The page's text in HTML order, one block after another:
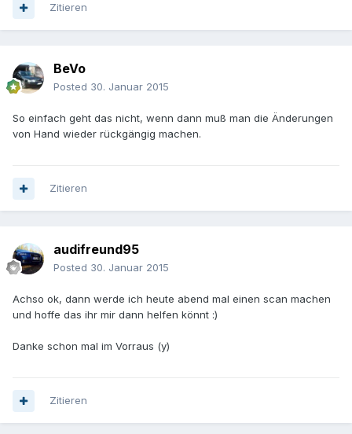
Zitieren
BeVo
Posted 30. Januar 2015
So einfach geht das nicht, wenn dann muß man die Änderungen
von Hand wieder rückgängig machen.
Zitieren
audifreund95
Posted 30. Januar 2015
Achso ok, dann werde ich heute abend mal einen scan machen
und hoffe das ihr mir dann helfen könnt :)
Danke schon mal im Vorraus (y)
Zitieren